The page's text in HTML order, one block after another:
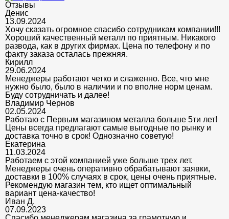
Отзывы
Денис
13.09.2024
Хочу сказать огромное спасибо сотрудникам компании!!!
Хороший качественный металл по приятным. Никакого
развода, как в других фирмах. Цена по телефону и по
факту заказа осталась прежняя.
Кирилл
29.06.2024
Менеджеры работают четко и слаженно. Все, что мне
нужно было, было в наличии и по вполне норм ценам.
Буду сотрудничать и далее!
Владимир Чернов
02.05.2024
Работаю с Первым магазином металла больше 5ти лет!
Цены всегда предлагают самые выгодные по рынку и
доставка точно в срок! Однозначно советую!
Екатерина
11.03.2024
Работаем с этой компанией уже больше трех лет.
Менеджеры очень оперативно обрабатывают заявки,
доставки в 100% случаях в срок, цены очень приятные.
Рекомендую магазин тем, кто ищет оптимальный
вариант цена-качество!
Иван Д.
07.09.2023